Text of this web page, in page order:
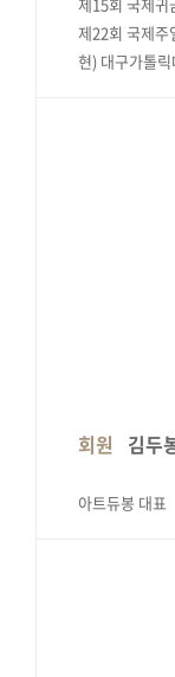
제22회 국제주
현) 대구가톨
회원 김두
아트듀봉 대표